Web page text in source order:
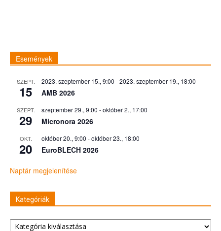
Események
SZEPT.
15
2023. szeptember 15., 9:00 -2023. szeptember 19., 18:00
AMB 2026
SZEPT.
29
szeptember 29., 9:00 -október 2., 17:00
Micronora 2026
OKT.
20
október 20., 9:00 -október 23., 18:00
EuroBLECH 2026
Naptár megjelenítése
Kategóriák
Kategóriák